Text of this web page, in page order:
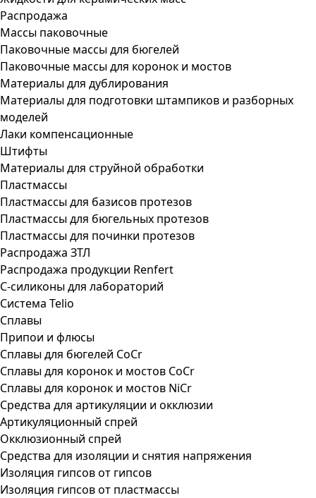
Распродажа
Массы паковочные
Паковочные массы для бюгелей
Паковочные массы для коронок и мостов
Материалы для дублирования
Материалы для подготовки штампиков и разборных
моделей
Лаки компенсационные
Штифты
Материалы для струйной обработки
Пластмассы
Пластмассы для базисов протезов
Пластмассы для бюгельных протезов
Пластмассы для починки протезов
Распродажа ЗТЛ
Распродажа продукции Renfert
С-силиконы для лабораторий
Система Telio
Сплавы
Припои и флюсы
Сплавы для бюгелей CoCr
Сплавы для коронок и мостов CoCr
Сплавы для коронок и мостов NiCr
Средства для артикуляции и окклюзии
Артикуляционный спрей
Окклюзионный спрей
Средства для изоляции и снятия напряжения
Изоляция гипсов от гипсов
Изоляция гипсов от пластмассы